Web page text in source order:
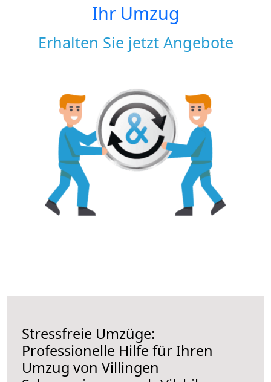
Ihr Umzug
Erhalten Sie jetzt Angebote
Stressfreie Umzüge:
Professionelle Hilfe für Ihren
Umzug von Villingen